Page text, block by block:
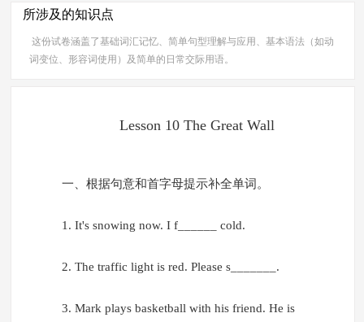
所涉及的知识点
这份试卷涵盖了基础词汇记忆、简单句型理解与应用、基本语法（如动
词变位、形容词使用）及简单的日常交际用语。
Lesson 10 The Great Wall
一、根据句意和首字母提示补全单词。
1. It's snowing now. I f______ cold.
2. The traffic light is red. Please s_______.
3. Mark plays basketball with his friend. He is